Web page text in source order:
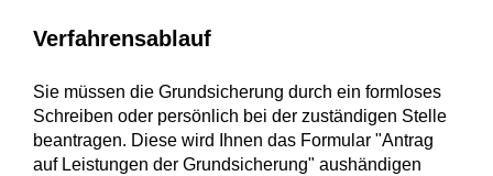
Verfahrensablauf
Sie müssen die Grundsicherung durch ein formloses
Schreiben oder persönlich bei der zuständigen Stelle
beantragen. Diese wird Ihnen das Formular "Antrag
auf Leistungen der Grundsicherung" aushändigen